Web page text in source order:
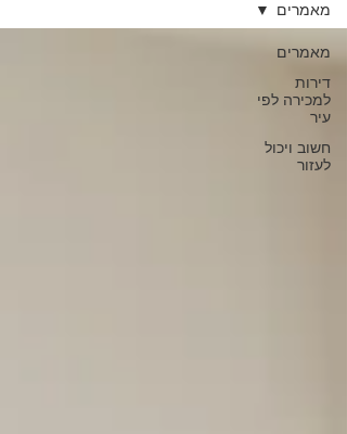
מאמרים
דירות
למכירה לפי
עיר
חשוב ויכול
לעזור
מאמרים